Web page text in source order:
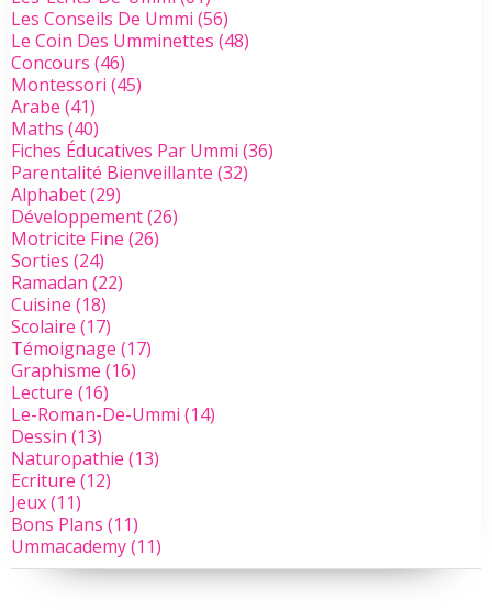
Les Conseils De Ummi (56)
Le Coin Des Umminettes (48)
Concours (46)
Montessori (45)
Arabe (41)
Maths (40)
Fiches Éducatives Par Ummi (36)
Parentalité Bienveillante (32)
Alphabet(29)
Développement(26)
Motricite Fine (26)
Sorties (24)
Ramadan (22)
Cuisine (18)
Scolaire (17)
Témoignage (17)
Graphisme (16)
Lecture (16)
Le-Roman-De-Ummi (14)
Dessin (13)
Naturopathie (13)
Ecriture (12)
Jeux(11)
Bons Plans (11)
Ummacademy(11)